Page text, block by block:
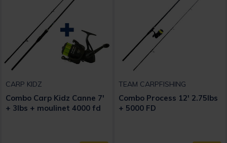
CARP KIDZ
Combo Carp Kidz Canne 7'
+ 3lbs + moulinet 4000 fd
TEAM CARPFISHING
Combo Process 12' 2.75lbs
+ 5000 FD